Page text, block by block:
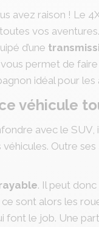
avez raison ! Le
vos aventures.
d’une
vous permet de
idéal pour les
véhicule
avec le
Outre
. Il peut
ce sont alors les
font le job. Une